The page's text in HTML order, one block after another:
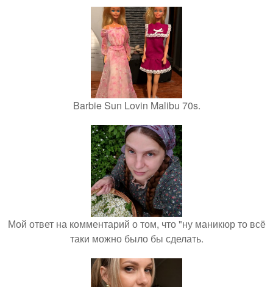
Barbie Sun Lovin Malibu 70s.
Мой ответ на комментарий о том, что "ну маникюр то всё
таки можно было бы сделать.